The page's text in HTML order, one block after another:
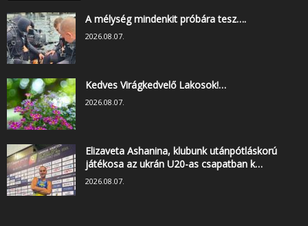
A mélység mindenkit próbára tesz….
2026.08.07.
Kedves Virágkedvelő Lakosok!…
2026.08.07.
Elizaveta Ashanina, klubunk utánpótláskorú
játékosa az ukrán U20-as csapatban k…
2026.08.07.